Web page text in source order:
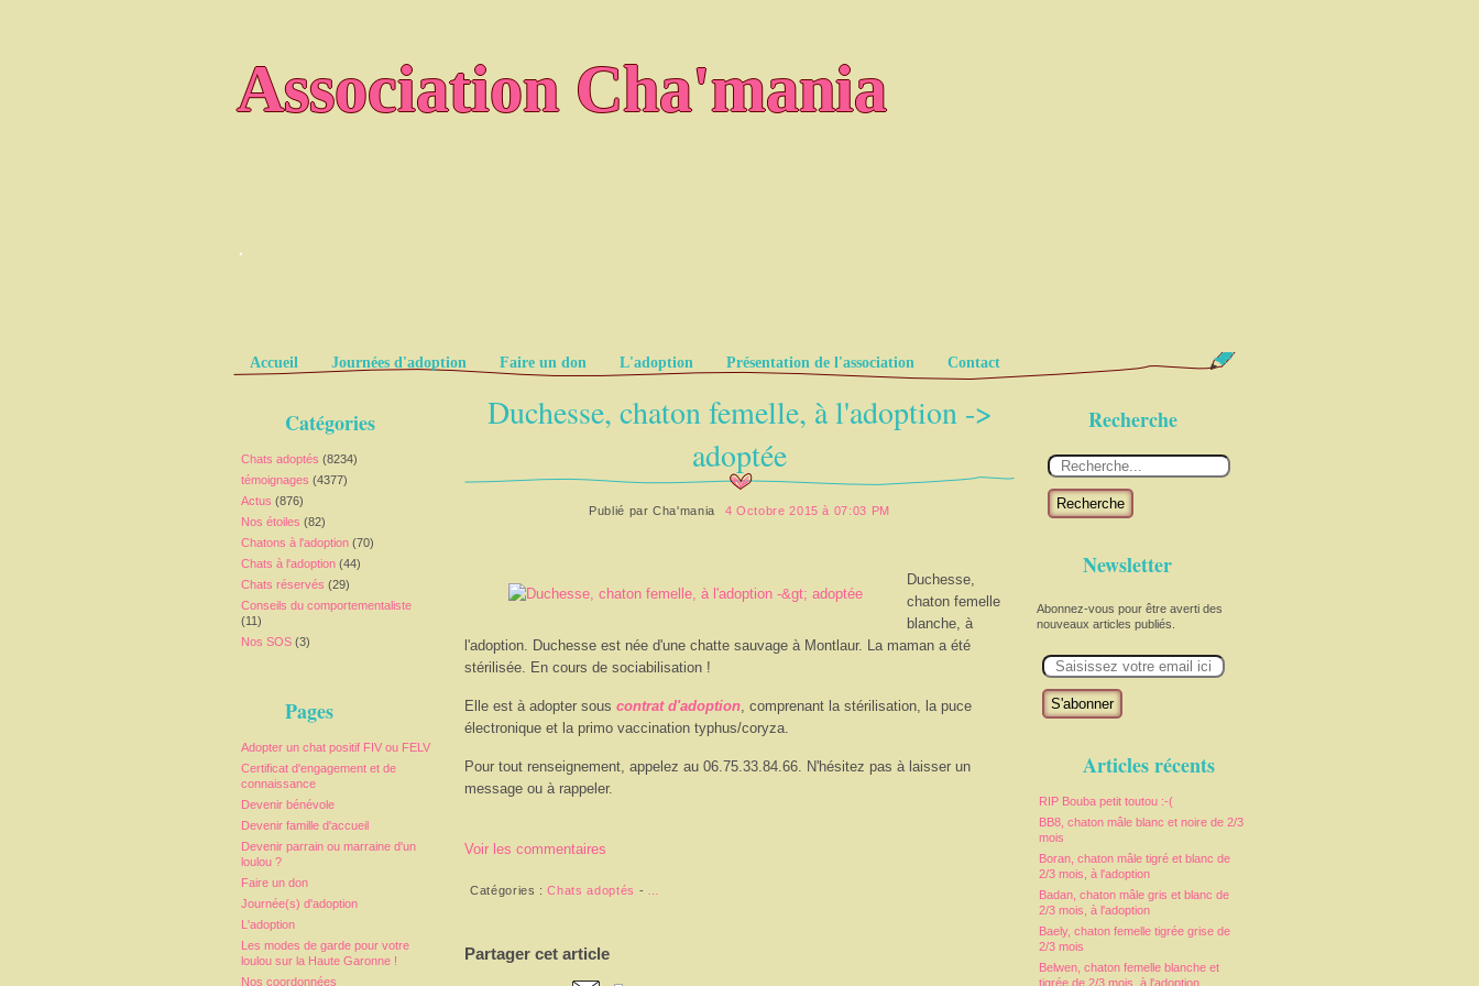
Association Cha'mania
.
Pages
Accueil Journées d'adoption Faire un don L'adoption Présentation de l'association Contact
Catégories
Chats adoptés (8234)
témoignages (4377)
Actus (876)
Nos étoiles (82)
Chatons à l'adoption (70)
Chats à l'adoption (44)
Chats réservés (29)
Conseils du comportementaliste
(11)
Nos SOS (3)
Pages
Adopter un chat positif FIV ou FELV
Certificat d'engagement et de
connaissance
Devenir bénévole
Devenir famille d'accueil
Devenir parrain ou marraine d'un
loulou ?
Faire un don
Journée(s) d'adoption
L'adoption
Les modes de garde pour votre
loulou sur la Haute Garonne !
Nos coordonnées
Recherche
Recherche
Newsletter
Abonnez-vous pour être averti des
nouveaux articles publiés.
m
Articles récents
RIP Bouba petit toutou :-(
BB8, chaton mâle blanc et noire de 2/3
mois
Boran, chaton mâle tigré et blanc de
2/3 mois, à l'adoption
Badan, chaton mâle gris et blanc de
2/3 mois, à l'adoption
Baely, chaton femelle tigrée grise de
2/3 mois
Belwen, chaton femelle blanche et
tigrée de 2/3 mois, à l'adoption
Duchesse, chaton femelle, à l'adoption ->
adoptée
Publié parCha'mania 4 Octobre 2015 à 07:03 PM
Duchesse,
chaton femelle
blanche, à
l'adoption. Duchesse est née d'une chatte sauvage à Montlaur. La maman a été
stérilisée. En cours de sociabilisation !
Elle est à adopter sous contrat d'adoption, comprenant la stérilisation, la puce
électronique et la primo vaccination typhus/coryza.
Pour tout renseignement, appelez au 06.75.33.84.66. N'hésitez pas à laisser un
message ou à rappeler.
Voir les commentaires
Catégories :Chats adoptés -
Partager cet article